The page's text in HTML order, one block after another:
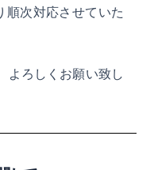
順次対応させていた
よろしくお願い致し